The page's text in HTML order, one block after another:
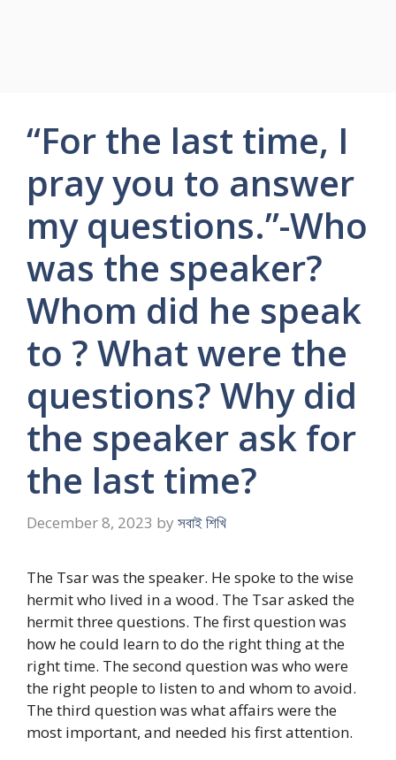
“For the last time, I
pray you to answer
my questions.”-Who
was the speaker?
Whom did he speak
to ? What were the
questions? Why did
the speaker ask for
the last time?
December 8, 2023 by সবাই শিখি
The Tsar was the speaker. He spoke to the wise
hermit who lived in a wood. The Tsar asked the
hermit three questions. The first question was
how he could learn to do the right thing at the
right time. The second question was who were
the right people to listen to and whom to avoid.
The third question was what affairs were the
most important, and needed his first attention.